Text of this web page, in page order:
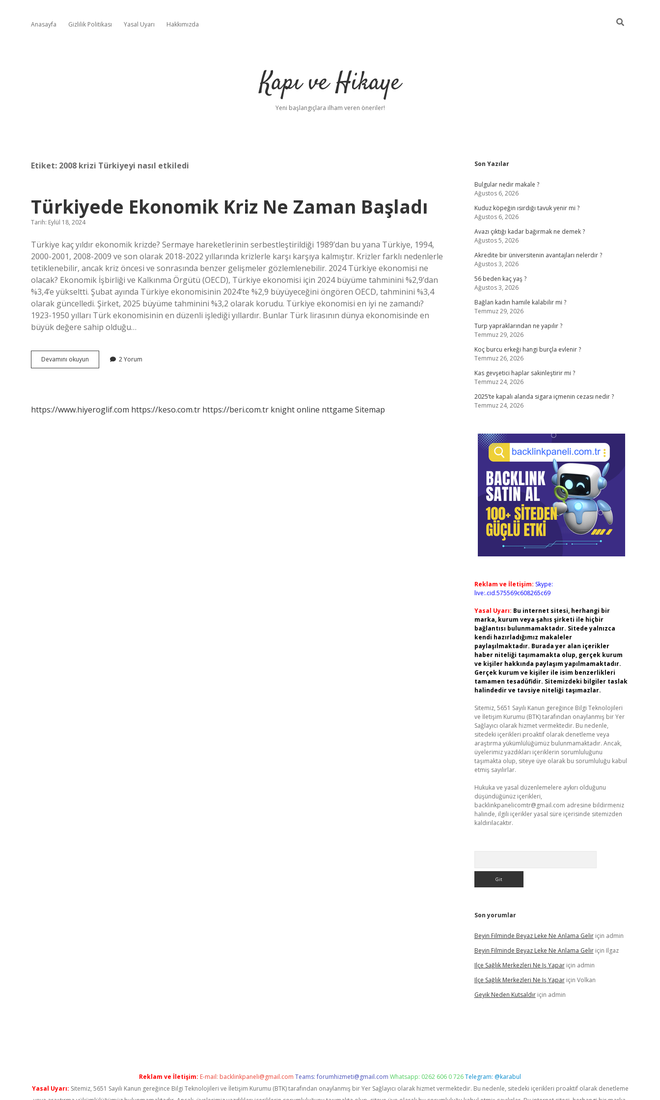
Anasayfa Gizlilik Politikası Yasal Uyarı Hakkımızda
Kapı ve Hikaye
Yeni başlangıçlara ilham veren öneriler!
Etiket: 2008 krizi Türkiyeyi nasıl etkiledi
Türkiyede Ekonomik Kriz Ne Zaman Başladı
Tarih: Eylül 18, 2024
Türkiye kaç yıldır ekonomik krizde? Sermaye hareketlerinin serbestleştirildiği 1989’dan bu yana Türkiye, 1994,
2000-2001, 2008-2009 ve son olarak 2018-2022 yıllarında krizlerle karşı karşıya kalmıştır. Krizler farklı nedenlerle
tetiklenebilir, ancak kriz öncesi ve sonrasında benzer gelişmeler gözlemlenebilir. 2024 Türkiye ekonomisi ne
olacak? Ekonomik İşbirliği ve Kalkınma Örgütü (OECD), Türkiye ekonomisi için 2024 büyüme tahminini %2,9’dan
%3,4’e yükseltti. Şubat ayında Türkiye ekonomisinin 2024’te %2,9 büyüyeceğini öngören OECD, tahminini %3,4
olarak güncelledi. Şirket, 2025 büyüme tahminini %3,2 olarak korudu. Türkiye ekonomisi en iyi ne zamandı?
1923-1950 yılları Türk ekonomisinin en düzenli işlediği yıllardır. Bunlar Türk lirasının dünya ekonomisinde en
büyük değere sahip olduğu…
Devamını okuyun Türkiyede
Ekonomik
2 Yorum
https://www.hiyeroglif.com https://keso.com.tr https://beri.com.tr knight online nttgame Sitemap
Sidebar
Son Yazılar
Bulgular nedir makale ?
Ağustos 6, 2026
Kuduz köpeğin ısırdığı tavuk yenir mi ?
Ağustos 6, 2026
Avazı çıktığı kadar bağırmak ne demek ?
Ağustos 5, 2026
Akredite bir üniversitenin avantajları nelerdir ?
Ağustos 3, 2026
56 beden kaç yaş ?
Ağustos 3, 2026
Bağlan kadın hamile kalabilir mi ?
Temmuz 29, 2026
Turp yapraklarından ne yapılır ?
Temmuz 29, 2026
Koç burcu erkeği hangi burçla evlenir ?
Temmuz 26, 2026
Kas gevşetici haplar sakinleştirir mi ?
Temmuz 24, 2026
2025’te kapalı alanda sigara içmenin cezası nedir ?
Temmuz 24, 2026
Reklam ve İletişim: Skype:
live:.cid.575569c608265c69
Yasal Uyarı: Bu internet sitesi, herhangi bir
marka, kurum veya şahıs şirketi ile hiçbir
bağlantısı bulunmamaktadır. Sitede yalnızca
kendi hazırladığımız makaleler
paylaşılmaktadır. Burada yer alan içerikler
haber niteliği taşımamakta olup, gerçek kurum
ve kişiler hakkında paylaşım yapılmamaktadır.
Gerçek kurum ve kişiler ile isim benzerlikleri
tamamen tesadüfidir. Sitemizdeki bilgiler taslak
halindedir ve tavsiye niteliği taşımazlar.
Sitemiz, 5651 Sayılı Kanun gereğince Bilgi Teknolojileri
ve İletişim Kurumu (BTK) tarafından onaylanmış bir Yer
Sağlayıcı olarak hizmet vermektedir. Bu nedenle,
sitedeki içerikleri proaktif olarak denetleme veya
araştırma yükümlülüğümüz bulunmamaktadır. Ancak,
üyelerimiz yazdıkları içeriklerin sorumluluğunu
taşımakta olup, siteye üye olarak bu sorumluluğu kabul
etmiş sayılırlar.
Hukuka ve yasal düzenlemelere aykırı olduğunu
düşündüğünüz içerikleri,
backlinkpanelicomtr@gmail.com adresine bildirmeniz
halinde, ilgili içerikler yasal süre içerisinde sitemizden
kaldırılacaktır.
Son yorumlar
Beyin Filminde Beyaz Leke Ne Anlama Geliriçin admin
Beyin Filminde Beyaz Leke Ne Anlama Geliriçin Ilgaz
Ilçe Sağlık Merkezleri Ne Iş Yapariçin admin
Ilçe Sağlık Merkezleri Ne Iş Yapariçin Volkan
Geyik Neden Kutsaldıriçin admin
Reklam ve İletişim: E-mail: backlinkpaneli@gmail.com Teams:forumhizmeti@gmail.com Whatsapp: 0262 606 0 726Telegram: @karabul
Yasal Uyarı: Sitemiz, 5651 Sayılı Kanun gereğince Bilgi Teknolojileri ve İletişim Kurumu (BTK) tarafından onaylanmış bir Yer Sağlayıcı olarak hizmet vermektedir. Bu nedenle, sitedeki içerikleri proaktif olarak denetleme